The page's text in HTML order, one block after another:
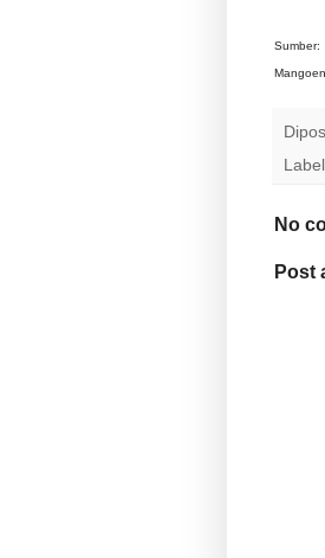
Sumber:
No
Post